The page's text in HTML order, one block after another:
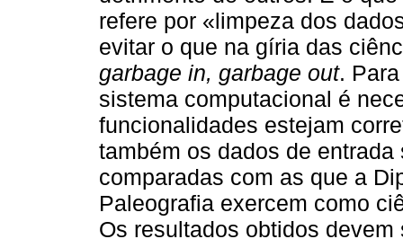
refere por «limpeza dos
evitar o que na gíria das
garbage in, garbage out.
sistema computacional é
funcionalidades estejam
também os dados de
comparadas com as que a
Paleografia exercem como
Os resultados obtidos